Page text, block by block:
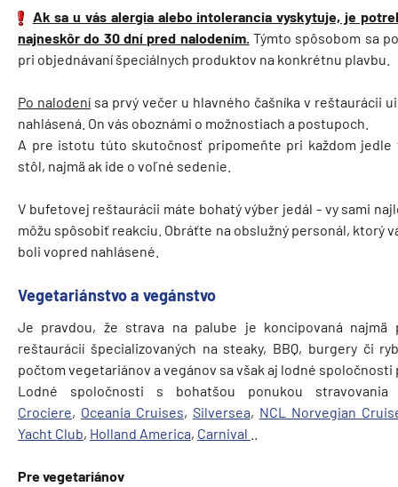
Ak sa u vás alergia alebo intolerancia vyskytuje, je
najneskôr do 30 dní pred nalodením. Týmto spôsobom sa
pri objednávaní špeciálnych produktov na konkrétnu plavbu.
Po nalodení sa prvý večer u hlavného čašníka v reštaurácii
nahlásená. On vás oboznámi o možnostiach a postupoch.
A pre istotu túto skutočnosť pripomeňte pri každom jedle
stôl, najmä ak ide o voľné sedenie.
V bufetovej reštaurácii máte bohatý výber jedál - vy sami
môžu spôsobiť reakciu. Obráťte na obslužný personál, ktorý
boli vopred nahlásené.
Vegetariánstvo a vegánstvo
​Je pravdou, že strava na palube je koncipovaná najmä
reštaurácií špecializovaných na steaky, BBQ, burgery či
počtom vegetariánov a vegánov sa však aj lodné
Lodné spoločnosti s bohatšou ponukou
Crociere, Oceania Cruises, Silversea, NCL Norvegian
Yacht Club, Holland America, Carnival
Pre vegetariánov